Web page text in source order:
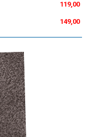
119,00
149,00